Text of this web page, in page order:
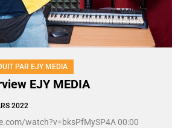
PAR EJY MEDIA
EJY MEDIA
2022
watch?v=bksPfMySP4A 00:00